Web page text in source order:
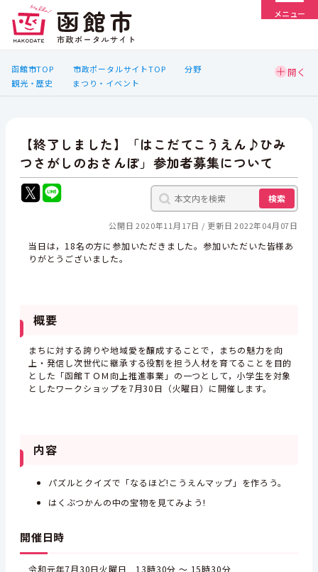
メニュー
函館市TOP 市政ポータルサイトTOP
分野
観光・歴史
まつり・イベント
【終了しました】「はこだてこうえん♪ひみ
つさがしのおさんぽ」参加者募集について
検索
公開日 2020年11月17日 更新日 2022年04月07日
当日は，18名の方に参加いただきました。参加いただいた皆様あ
りがとうございました。
概要
まちに対する誇りや地域愛を醸成することで，まちの魅力を向
上・発信し次世代に継承する役割を担う人材を育てることを目的
とした「函館ＴＯＭ向上推進事業」の一つとして，小学生を対象
としたワークショップを7月30日（火曜日）に開催します。
内容
パズルとクイズで「なるほど!こうえんマップ」を作ろう。
はくぶつかんの中の宝物を見てみよう!
開催日時
令和元年7月30日火曜日 13時30分 ～ 15時30分